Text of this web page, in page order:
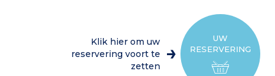
bad, wc, haardroger
Balkon of terras met
tuinmeubilair
capsulekoffiezetapparaat,
waterkoker, broodrooster
1 slaapkamer met 1
UW
RESERVERING
Klik hier om uw
reservering voort te
zetten